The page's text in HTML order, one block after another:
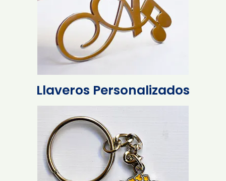
Llaveros Personalizados